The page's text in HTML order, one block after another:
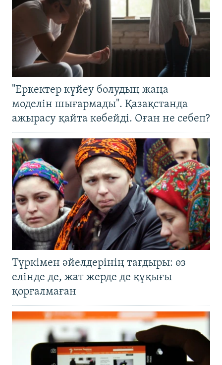
"Еркектер күйеу болудың жаңа
моделін шығармады". Қазақстанда
ажырасу қайта көбейді. Оған не себеп?
Түркімен әйелдерінің тағдыры: өз
елінде де, жат жерде де құқығы
қорғалмаған